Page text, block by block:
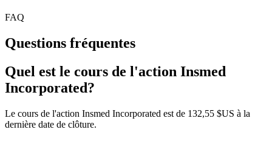
FAQ
Questions fréquentes
Quel est le cours de l'action Insmed
Incorporated?
Le cours de l'action Insmed Incorporated est de 132,55 $US à la
dernière date de clôture.